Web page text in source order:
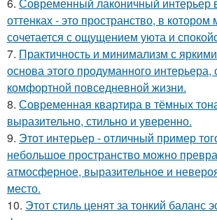
оттенках - это пространство, в
сочетается с ощущением уюта и
7. Практичность и минимализм с
основа этого продуманного интерьера,
комфортной повседневной жизни.
8. Современная квартира в тёмных
выразительно, стильно и уверенно.
9. Этот интерьер - отличный пример
небольшое пространство можно
атмосферное, выразительное и
место.
10. Этот стиль ценят за тонкий баланс